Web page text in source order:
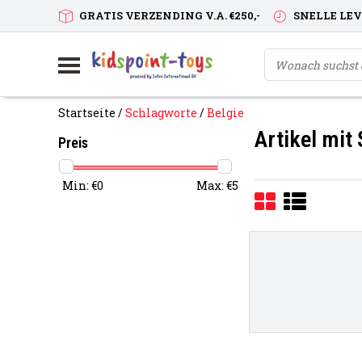
GRATIS VERZENDING V.A. €250,- SNELLE
Startseite /Schlagworte /Belgie
Preis
Min: €0 Max: €5
Artikel mit